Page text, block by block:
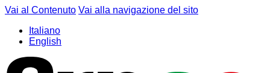
Vai al Contenuto Vai alla navigazione del sito
Italiano
English